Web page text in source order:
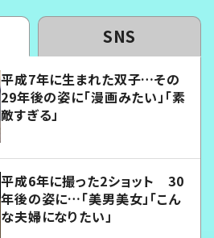
SNS
平成7年に生まれた双子…その
29年後の姿に「漫画みたい」「素
敵すぎる」
平成6年に撮った2ショット 30
年後の姿に…「美男美女」「こん
な夫婦になりたい」